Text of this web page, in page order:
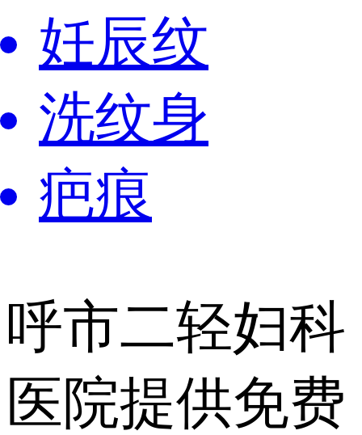
妊辰纹
洗纹身
疤痕
呼市二轻妇科
医院提供免费